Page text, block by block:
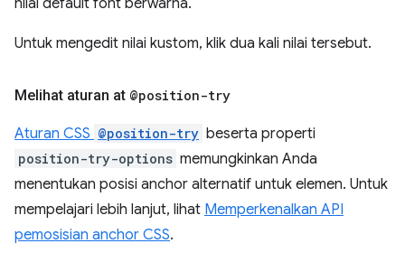
Untuk mengedit nilai kustom, klik dua kali nilai tersebut.
Melihat aturan at @position-try
Aturan CSS @position-try beserta properti
position-try-options memungkinkan Anda
menentukan posisi anchor alternatif untuk elemen. Untuk
mempelajari lebih lanjut, lihat Memperkenalkan API
pemosisian anchor CSS.